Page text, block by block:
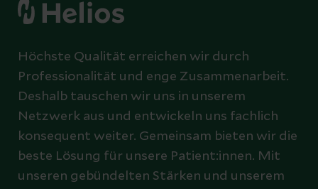
Höchste Qualität erreichen wir durch
Professionalität und enge Zusammenarbeit.
Deshalb tauschen wir uns in unserem
Netzwerk aus und entwickeln uns fachlich
konsequent weiter. Gemeinsam bieten wir die
beste Lösung für unsere Patient:innen. Mit
unseren gebündelten Stärken und unserem